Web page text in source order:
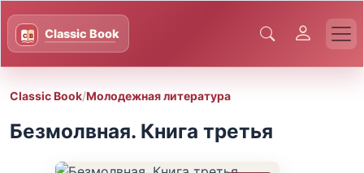
Classic Book/Молодежная литература
Безмолвная. Книга третья